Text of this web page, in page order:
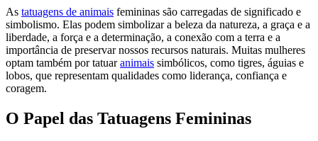
As tatuagens de animais femininas são carregadas de significado e
simbolismo. Elas podem simbolizar a beleza da natureza, a graça e a
liberdade, a força e a determinação, a conexão com a terra e a
importância de preservar nossos recursos naturais. Muitas mulheres
optam também por tatuaranimais simbólicos, como tigres, águias e
lobos, que representam qualidades como liderança, confiança e
coragem.
O Papel das Tatuagens Femininas